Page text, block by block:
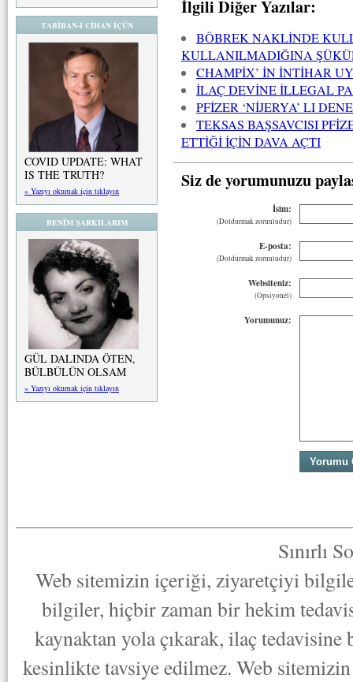
TABİBAN-I CİHAN İÇÜN
COVID UPDATE: WHAT
IS THE TRUTH?
» Yazıyı okumak için tıklayın
BENİM ŞARKILARIM
GÜL DALINDA ÖTEN,
BÜLBÜLÜN OLSAM
» Yazıyı okumak için tıklayın
İlgili Diğer Yazılar:
BÖBREK NAKLİNDE
KULLANILMADIĞINA
CHAMPİX’ İN İNTİHAR
İLAÇ DEVİNE İLLEGAL
PFİZER ‘NİJERYA’ LI
TEKSAS BAŞSAVCISI
ETTİĞİ İÇİN DAVA AÇTI
Siz de yorumunuzu
İsim:
(Doldurmak zorunludur)
E-posta:
(Doldurmak zorunludur)
Websiteniz:
(Opsiyonel)
Yorumunuz:
Sınırlı
Web sitemizin içeriği, ziyaretçiyi
bilgiler, hiçbir zaman bir hekim
kaynaktan yola çıkarak, ilaç
kesinlikte tavsiye edilmez. Web